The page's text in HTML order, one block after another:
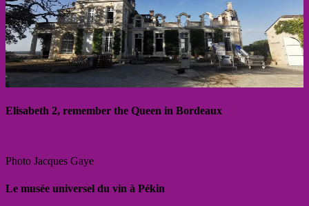
Elisabeth 2, remember the Queen in Bordeaux
Photo Jacques Gaye
Le musée universel du vin à Pékin